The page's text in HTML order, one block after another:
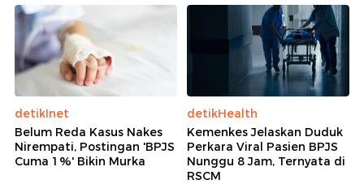
detikInet
Belum Reda Kasus Nakes
Nirempati, Postingan 'BPJS
Cuma 1%' Bikin Murka
detikHealth
Kemenkes Jelaskan Duduk
Perkara Viral Pasien BPJS
Nunggu 8 Jam, Ternyata di
RSCM